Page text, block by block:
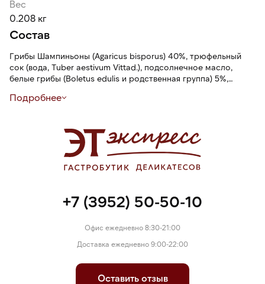
Вес
0.208 кг
Состав
Грибы Шампиньоны (Agaricus bisporus) 40%, трюфельный
сок (вода, Tuber aestivum Vittad.), подсолнечное масло,
белые грибы (Boletus edulis и родственная группа) 5%,
aestivum) Vittad ) 3%, оливковое масло
Подробнее
+7 (3952) 50-50-10
Офис ежедневно 8:30-21:00
Доставка ежедневно 9:00-22:00
Оставить отзыв